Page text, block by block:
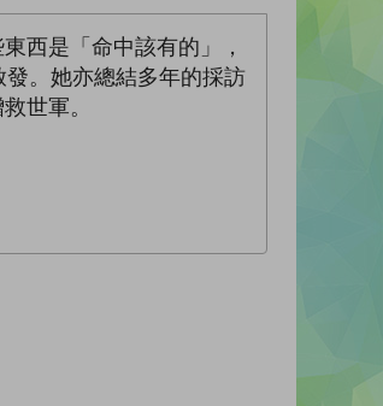
西是「命中該有的」，
。她亦總結多年的採訪
世軍。